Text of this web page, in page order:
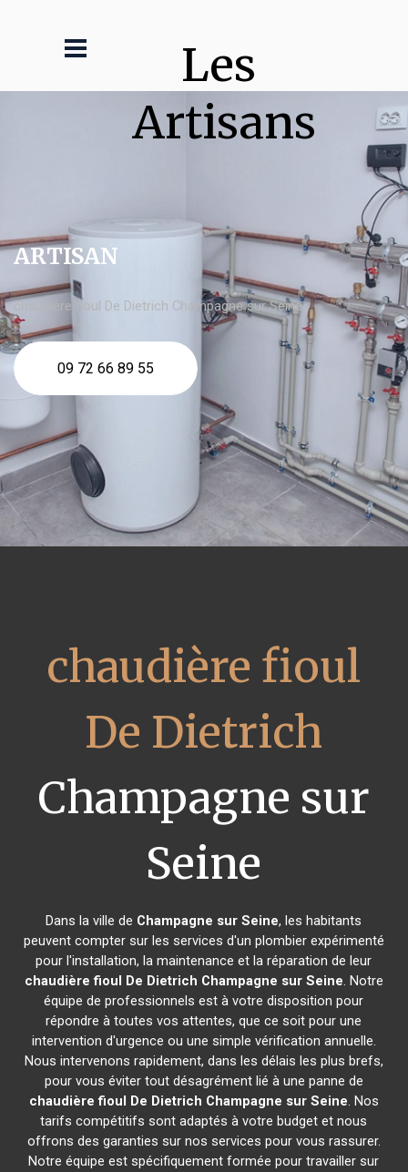
Les
Artisans
ARTISAN
chaudière fioul De Dietrich Champagne sur Seine
09 72 66 89 55
chaudière fioul
De Dietrich
Champagne sur
Seine
Dans la ville de Champagne sur Seine, les habitants
peuvent compter sur les services d'un plombier expérimenté
pour l'installation, la maintenance et la réparation de leur
chaudière fioul De Dietrich Champagne sur Seine. Notre
équipe de professionnels est à votre disposition pour
répondre à toutes vos attentes, que ce soit pour une
intervention d'urgence ou une simple vérification annuelle.
Nous intervenons rapidement, dans les délais les plus brefs,
pour vous éviter tout désagrément lié à une panne de
chaudière fioul De Dietrich Champagne sur Seine. Nos
tarifs compétitifs sont adaptés à votre budget et nous
offrons des garanties sur nos services pour vous rassurer.
Notre équipe est spécifiquement formée pour travailler sur